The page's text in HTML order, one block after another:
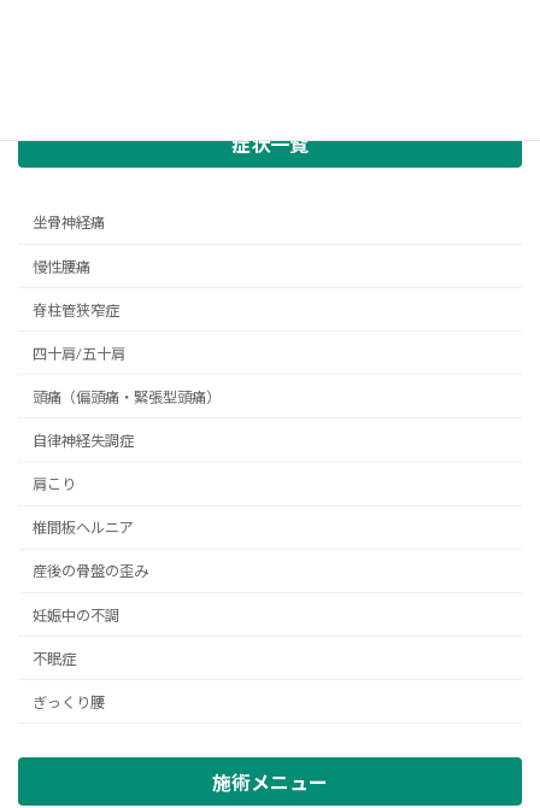
症状一覧
坐骨神経痛
慢性腰痛
脊柱管狭窄症
四十肩/五十肩
頭痛（偏頭痛・緊張型頭痛）
自律神経失調症
肩こり
椎間板ヘルニア
産後の骨盤の歪み
妊娠中の不調
不眠症
ぎっくり腰
施術メニュー